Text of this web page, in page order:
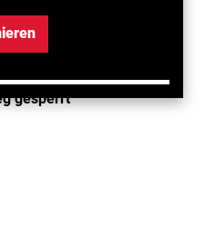
in Richtung München wird
gesperrt